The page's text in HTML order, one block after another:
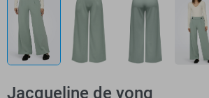
Jacqueline de yong